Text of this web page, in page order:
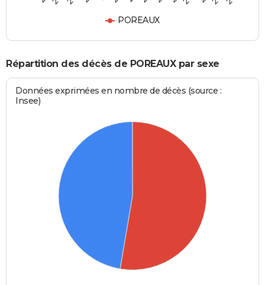
POREAUX
Répartition des décès de POREAUX par sexe
Données exprimées en nombre de décès (source :
Insee)